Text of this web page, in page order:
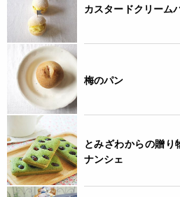
カスタードクリーム
梅のパン
とみざわからの贈り
ナンシェ